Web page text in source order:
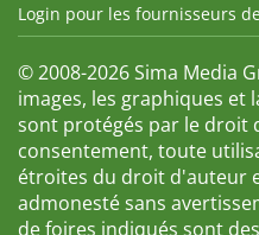
Login pour les fournisseurs
© 2008-2026 Sima Media
images, les graphiques et
sont protégés par le droit
consentement, toute
étroites du droit d'auteur
admonesté sans
de foires indiqués sont